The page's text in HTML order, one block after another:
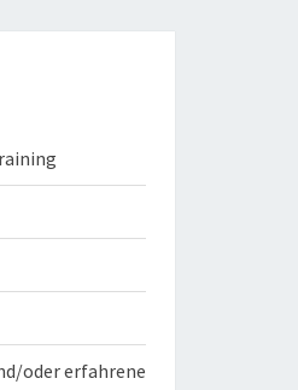
oder erfahrene